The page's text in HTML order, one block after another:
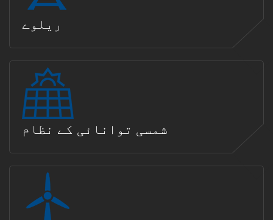
ریلوے
شمسی توانائی کے نظام